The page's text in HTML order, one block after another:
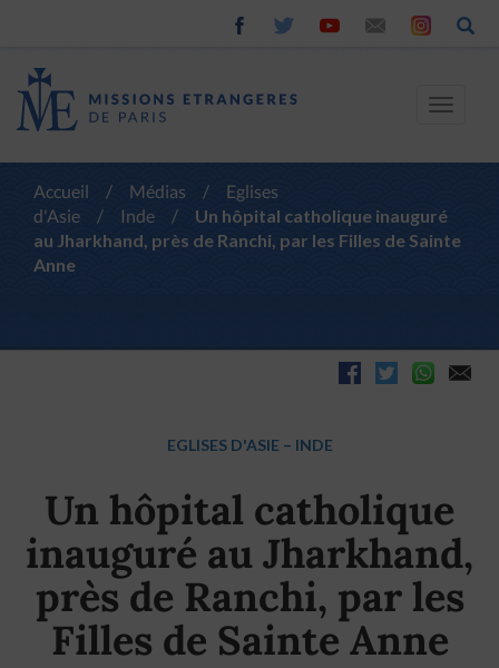
Toggle
Accueil / Médias /
Eglises
d'Asie
/ Inde /
Un hôpital catholique inauguré
au Jharkhand, près de Ranchi, par les Filles de Sainte
Anne
EGLISES D'ASIE – INDE
Un hôpital catholique
inauguré au Jharkhand,
près de Ranchi, par les
Filles de Sainte Anne